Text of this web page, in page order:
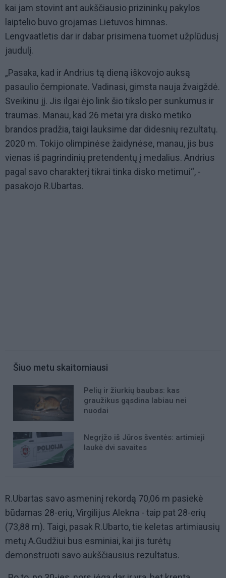
kai jam stovint ant aukščiausio prizininkų pakylos
laiptelio buvo grojamas Lietuvos himnas.
Lengvaatletis dar ir dabar prisimena tuomet užplūdusį
jaudulį.
„Pasaka, kad ir Andrius tą dieną iškovojo auksą
pasaulio čempionate. Vadinasi, gimsta nauja žvaigždė.
Sveikinu jį. Jis ilgai ėjo link šio tikslo per sunkumus ir
traumas. Manau, kad 26 metai yra disko metiko
brandos pradžia, taigi lauksime dar didesnių rezultatų.
2020 m. Tokijo olimpinėse žaidynėse, manau, jis bus
vienas iš pagrindinių pretendentų į medalius. Andrius
pagal savo charakterį tikrai tinka disko metimui“, -
pasakojo R.Ubartas.
Šiuo metu skaitomiausi
Pelių ir žiurkių baubas: kas
graužikus gąsdina labiau nei
nuodai
Negrįžo iš Jūros šventės: artimieji
laukė dvi savaites
R.Ubartas savo asmeninį rekordą 70,06 m pasiekė
būdamas 28-erių, Virgilijus Alekna - taip pat 28-erių
(73,88 m). Taigi, pasak R.Ubarto, tie keletas artimiausių
metų A.Gudžiui bus esminiai, kai jis turėtų
demonstruoti savo aukščiausius rezultatus.